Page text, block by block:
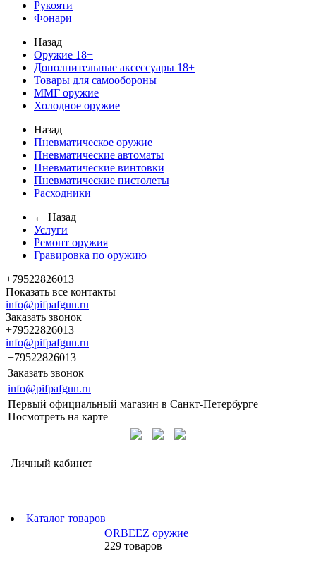
Рукояти
Фонари
Назад
Оружие 18+
Дополнительные аксессуары 18+
Товары для самообороны
ММГ оружие
Холодное оружие
Назад
Пневматическое оружие
Пневматические автоматы
Пневматические винтовки
Пневматические пистолеты
Расходники
← Назад
Услуги
Ремонт оружия
Гравировка по оружию
+79522826013
Показать все контакты
info@pifpafgun.ru
Заказать звонок
+79522826013
info@pifpafgun.ru
+79522826013
Заказать звонок
info@pifpafgun.ru
Первый официальный магазин в Санкт-Петербурге
Посмотреть на карте
Личный кабинет
Каталог товаров
ORBEEZ оружие
229 товаров